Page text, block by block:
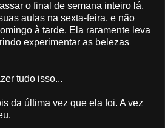
o final de semana inteiro lá,
aulas na sexta-feira, e não
à tarde. Ela raramente leva
experimentar as belezas
tudo isso...
da última vez que ela foi. A vez